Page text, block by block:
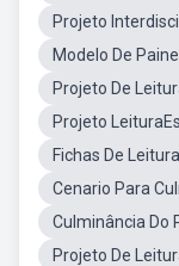
Projeto
Modelo De
Projeto De
Projeto
Fichas De
Cenario Para
Culminância Do
Projeto De